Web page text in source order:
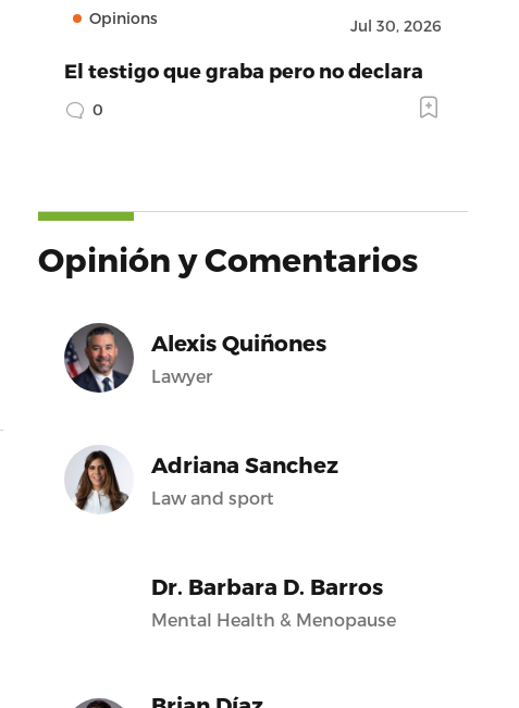
Opinions Jul 30, 2026
El testigo que graba pero no declara
0
Opinión y Comentarios
Alexis Quiñones
Lawyer
Adriana Sanchez
Law and sport
Dr. Barbara D. Barros
Mental Health & Menopause